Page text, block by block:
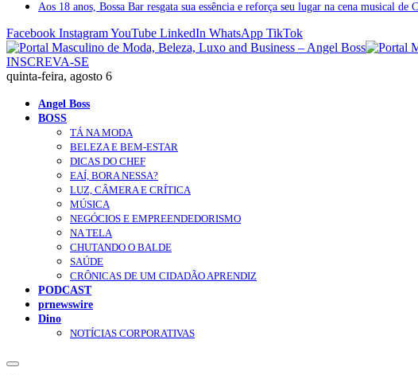
Aos 18 anos, Bossa Bar resgata sua essência e reforça seu lugar na cena musical de
Facebook InstagramYouTube LinkedIn WhatsApp TikTok
INSCREVA-SE
quinta-feira, agosto 6
Angel Boss
BOSS
TÁ NA MODA
BELEZA E BEM-ESTAR
DICAS DO CHEF
EAÍ, BORA NESSA?
LUZ, CÂMERA E CRÍTICA
MÚSICA
NEGÓCIOS E EMPREENDEDORISMO
NA TELA
CHUTANDO O BALDE
SAÚDE
CRÔNICAS DE UM CIDADÃO APRENDIZ
PODCAST
prnewswire
Dino
NOTÍCIAS CORPORATIVAS